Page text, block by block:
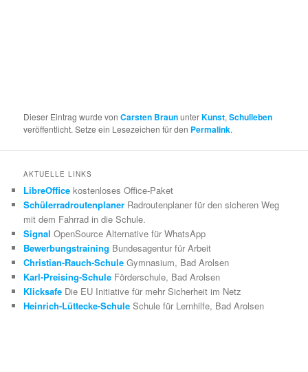
Dieser Eintrag wurde vonCarsten BraununterKunst,Schulleben
veröffentlicht. Setze ein Lesezeichen für den Permalink.
AKTUELLE LINKS
LibreOffice kostenloses Office-Paket
Schülerradroutenplaner Radroutenplaner für den sicheren Weg
mit dem Fahrrad in die Schule.
Signal OpenSource Alternative für WhatsApp
Bewerbungstraining Bundesagentur für Arbeit
Christian-Rauch-Schule Gymnasium, Bad Arolsen
Karl-Preising-Schule Förderschule, Bad Arolsen
Klicksafe Die EU Initiative für mehr Sicherheit im Netz
Heinrich-Lüttecke-Schule Schule für Lernhilfe, Bad Arolsen